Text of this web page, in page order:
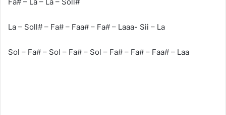
La – Soll# – Fa# – Faa# – Fa# – Laaa- Sii – La
Sol – Fa# – Sol – Fa# – Sol – Fa# – Fa# – Faa# – Laa